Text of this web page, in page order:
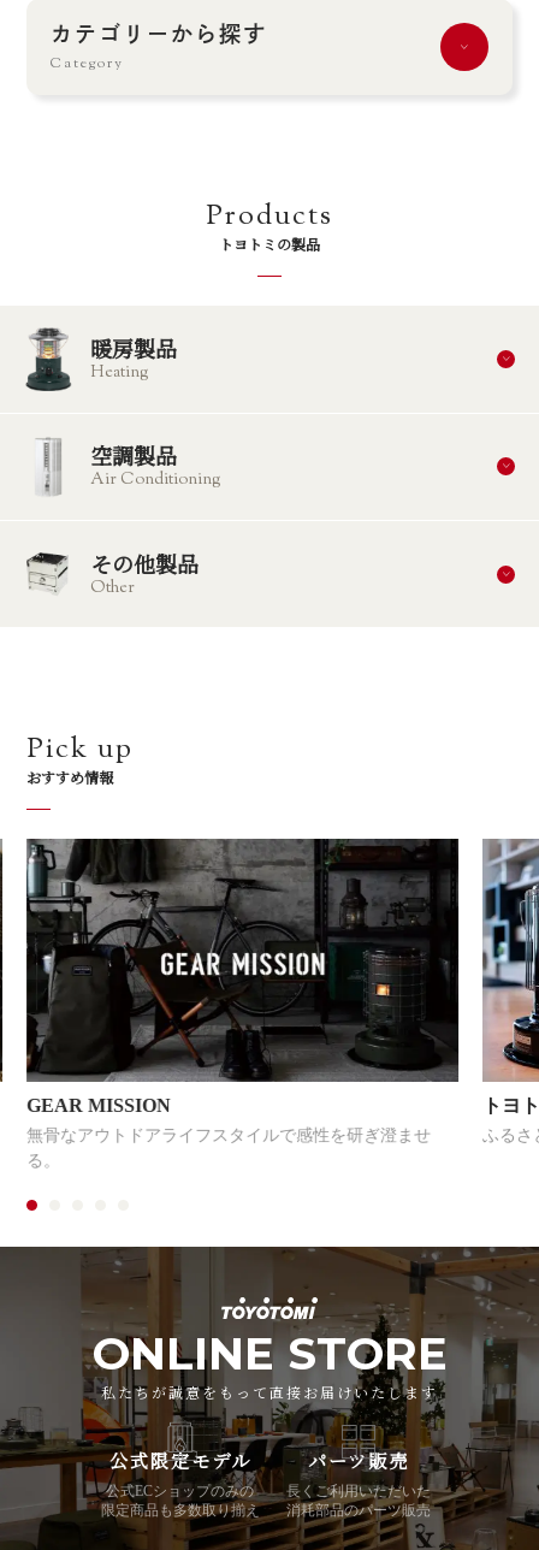
カテゴリーから探す
Category
Products
トヨトミの製品
暖房製品
Heating
空調製品
Air Conditioning
その他製品
Other
Pick up
おすすめ情報
タイルで感性を研ぎ澄ませ ふるさと納税の返礼品をご紹介い
ONLINE STORE
私たちが誠意をもって直接お届けいたします
公式限定モデル
公式ECショップのみの
限定商品も多数取り揃え
パーツ販売
長くご利用いただいた
消耗部品のパーツ販売